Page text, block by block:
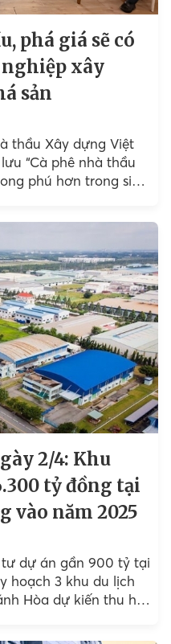
phá giá sẽ có
xây
sản
thầu Xây dựng Việt
“Cà phê nhà thầu
phú hơn trong sinh
2/4: Khu
tỷ đồng tại
vào năm 2025
dự án gần 900 tỷ tại
hoạch 3 khu du lịch
Hòa dự kiến thu hồi